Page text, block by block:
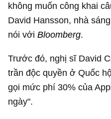
không muốn công khai
David Hansson, nhà
nói vớiBloomberg.
Trước đó, nghị sĩ David
trần độc quyền ở Quốc
gọi mức phí 30% của
ngày".